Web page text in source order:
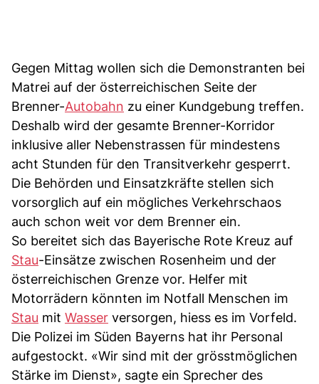
Gegen Mittag wollen sich die Demonstranten bei
Matrei auf der österreichischen Seite der
Brenner-Autobahn zu einer Kundgebung treffen.
Deshalb wird der gesamte Brenner-Korridor
inklusive aller Nebenstrassen für mindestens
acht Stunden für den Transitverkehr gesperrt.
Die Behörden und Einsatzkräfte stellen sich
vorsorglich auf ein mögliches Verkehrschaos
auch schon weit vor dem Brenner ein.
So bereitet sich das Bayerische Rote Kreuz auf
Stau-Einsätze zwischen Rosenheim und der
österreichischen Grenze vor. Helfer mit
Motorrädern könnten im Notfall Menschen im
Stau mit Wasser versorgen, hiess es im Vorfeld.
Die Polizei im Süden Bayerns hat ihr Personal
aufgestockt. «Wir sind mit der grösstmöglichen
Stärke im Dienst», sagte ein Sprecher des